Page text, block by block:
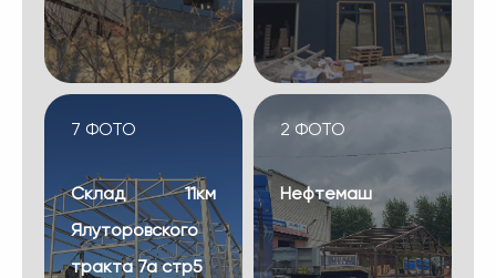
7 ФОТО
Склад 11км
Ялуторовского
тракта 7а стр5
2 ФОТО
Нефтемаш